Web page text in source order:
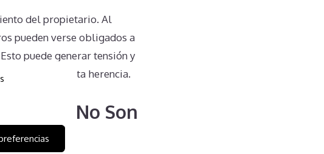
del propietario. Al
pueden verse obligados a
puede generar tensión y
al tanto de esta herencia.
Ylläs 2 No Son